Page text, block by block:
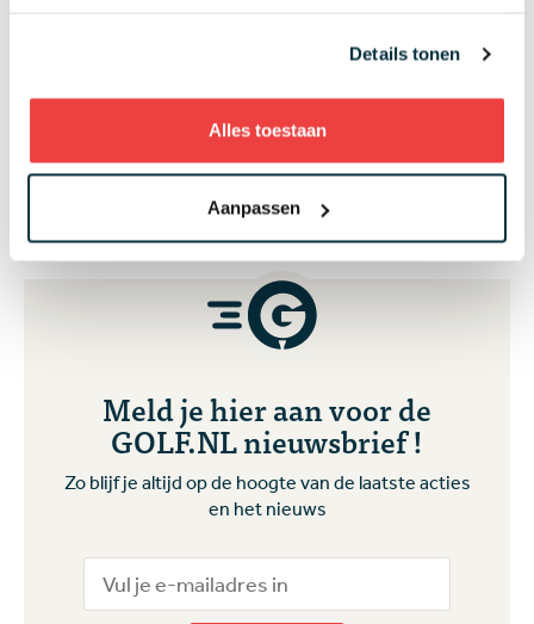
Details tonen
Alles toestaan
Aanpassen
Wijzig je instelling
en accepteer marketing
cookies om deze inhoud te kunnen bekijken.
Meld je hier aan voor de
GOLF.NL nieuwsbrief !
Zo blijf je altijd op de hoogte van de laatste acties
en het nieuws